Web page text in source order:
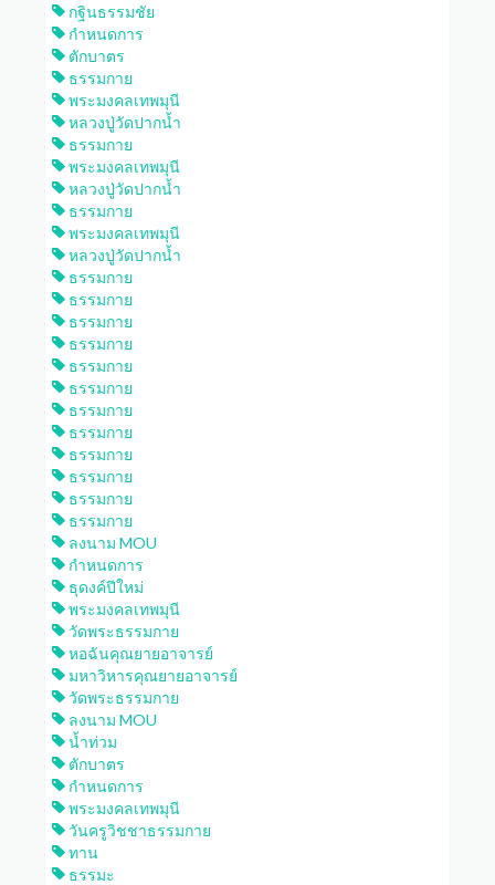
กฐินธรรมชัย
กำหนดการ
ตักบาตร
ธรรมกาย
พระมงคลเทพมุนี
หลวงปู่วัดปากน้ำ
ธรรมกาย
พระมงคลเทพมุนี
หลวงปู่วัดปากน้ำ
ธรรมกาย
พระมงคลเทพมุนี
หลวงปู่วัดปากน้ำ
ธรรมกาย
ธรรมกาย
ธรรมกาย
ธรรมกาย
ธรรมกาย
ธรรมกาย
ธรรมกาย
ธรรมกาย
ธรรมกาย
ธรรมกาย
ธรรมกาย
ธรรมกาย
ลงนาม MOU
กำหนดการ
ธุดงค์ปีใหม่
พระมงคลเทพมุนี
วัดพระธรรมกาย
หอฉันคุณยายอาจารย์
มหาวิหารคุณยายอาจารย์
วัดพระธรรมกาย
ลงนาม MOU
น้ำท่วม
ตักบาตร
กำหนดการ
พระมงคลเทพมุนี
วันครูวิชชาธรรมกาย
ทาน
ธรรมะ